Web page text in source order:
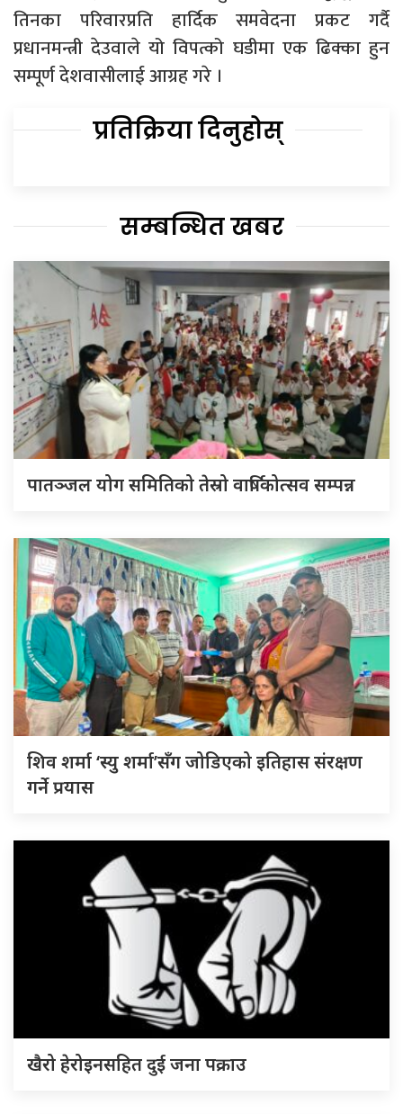
तिनका परिवारप्रति हार्दिक समवेदना प्रकट गर्दै
प्रधानमन्त्री देउवाले यो विपत्को घडीमा एक ढिक्का हुन
सम्पूर्ण देशवासीलाई आग्रह गरे ।
प्रतिक्रिया दिनुहोस्
सम्बन्धित खबर
पातञ्जल योग समितिको तेस्रो वार्षिकोत्सव सम्पन्न
शिव शर्मा ‘स्यु शर्मा’सँग जोडिएको इतिहास संरक्षण
गर्ने प्रयास
खैरो हेरोइनसहित दुई जना पक्राउ